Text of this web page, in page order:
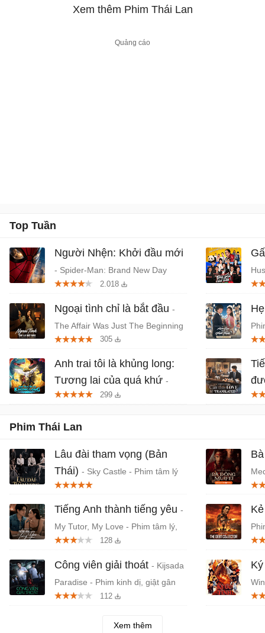
phim cổ trang Thái Lan
thức trên TV360 bắt đầu
Xem thêm Phim Thái Lan
Top Tuần
Người Nhện: Khởi đầu mới
- Spider-Man: Brand New Day
(2026) chiếu rạp
2.018
Ngoại tình chỉ là bắt đầu -
The Affair Was Just The Beginning
- Phim tâm lý, giật gân Hàn Quốc
305
Anh trai tôi là khủng long:
Tương lai của quá khứ -
Phim anime hành động, thần thoại
299
Be
Phim Thái Lan
Lâu đài tham vọng (Bản
Thái) - Sky Castle - Phim tâm lý
chủ đề học đường Thái Lan
Tiếng Anh thành tiếng yêu -
My Tutor, My Love - Phim tâm lý,
tình cảm Thái Lan
128
Công viên giải thoát - Kijsada
Paradise - Phim kinh dị, giật gân
Thái Lan chiếu rạp
112
Lan
Lan
Xem thêm